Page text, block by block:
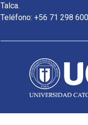
Talca.
Teléfono: +56 71 298 600